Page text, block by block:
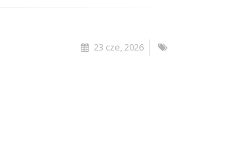
23 cze, 2026